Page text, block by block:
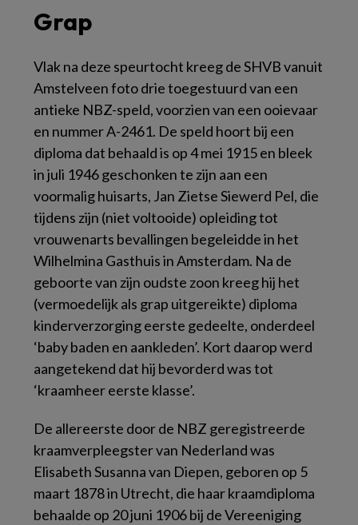
Grap
Vlak na deze speurtocht kreeg de SHVB vanuit
Amstelveen foto drie toegestuurd van een
antieke NBZ-speld, voorzien van een ooievaar
en nummer A-2461. De speld hoort bij een
diploma dat behaald is op 4 mei 1915 en bleek
in juli 1946 geschonken te zijn aan een
voormalig huisarts, Jan Zietse Siewerd Pel, die
tijdens zijn (niet voltooide) opleiding tot
vrouwenarts bevallingen begeleidde in het
Wilhelmina Gasthuis in Amsterdam. Na de
geboorte van zijn oudste zoon kreeg hij het
(vermoedelijk als grap uitgereikte) diploma
kinderverzorging eerste gedeelte, onderdeel
‘baby baden en aankleden’. Kort daarop werd
aangetekend dat hij bevorderd was tot
‘kraamheer eerste klasse’.
De allereerste door de NBZ geregistreerde
kraamverpleegster van Nederland was
Elisabeth Susanna van Diepen, geboren op 5
maart 1878 in Utrecht, die haar kraamdiploma
behaalde op 20 juni 1906 bij de Vereeniging